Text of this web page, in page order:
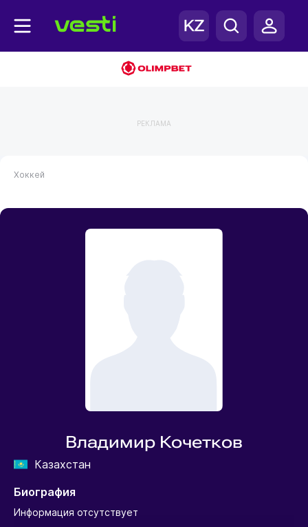
РЕКЛАМА
Хоккей
Владимир Кочетков
Казахстан
Биография
Информация отсутствует